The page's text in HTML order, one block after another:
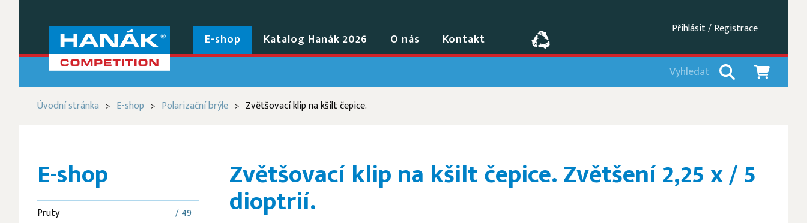
E-shop Katalog Hanák 2026 O nás Kontakt
Přihlásit / Registrace
Úvodní stránka > E-shop > Polarizační brýle > Zvětšovací klip na kšilt čepice.
E-shop
Pruty
/ 49
Zvětšovací klip na kšilt čepice. Zvětšení 2,25 x / 5
dioptrií.